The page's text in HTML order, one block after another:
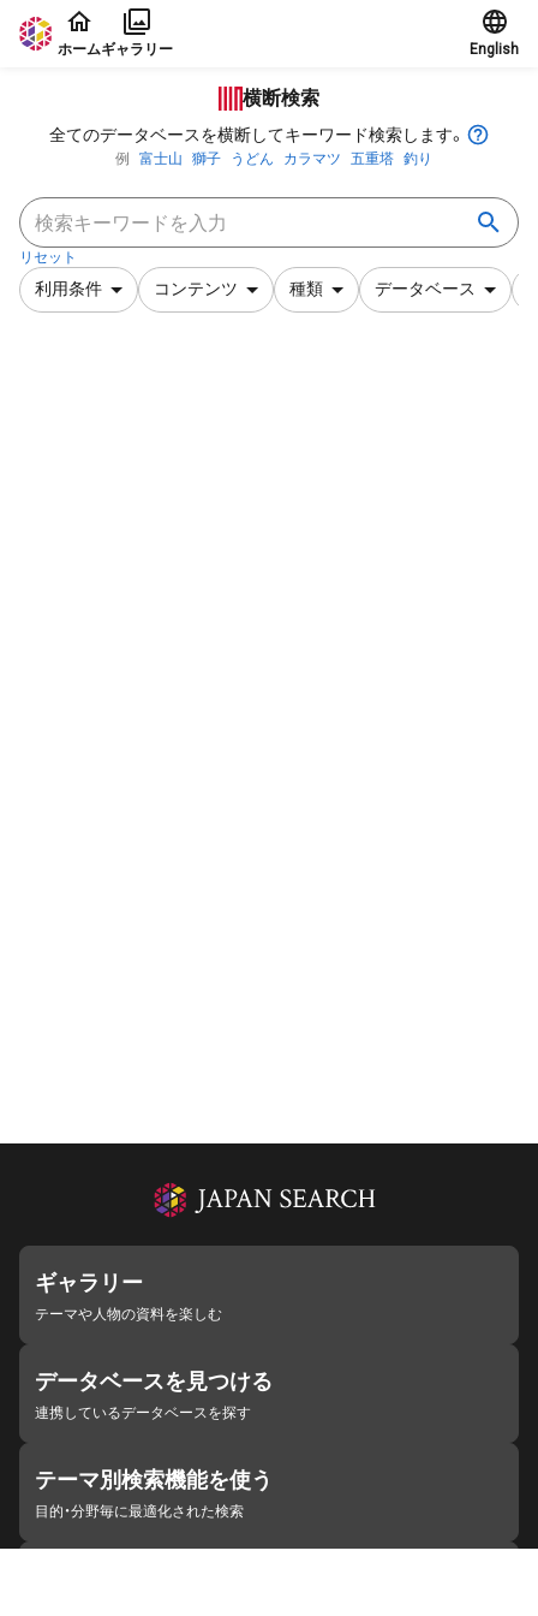
本文に飛ぶ
ホームギャラリー English
横断検索
全てのデータベースを横断してキーワード検索します。
例 富士山 獅子 うどん カラマツ 五重塔 釣り
リセット
利用条件 コンテンツ 種類 データベース
ギャラリー
テーマや人物の資料を楽しむ
データベースを見つける
連携しているデータベースを探す
テーマ別検索機能を使う
目的・分野毎に最適化された検索